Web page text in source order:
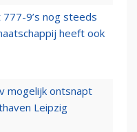
9’s nog steeds
heeft ook
mogelijk ontsnapt
Leipzig